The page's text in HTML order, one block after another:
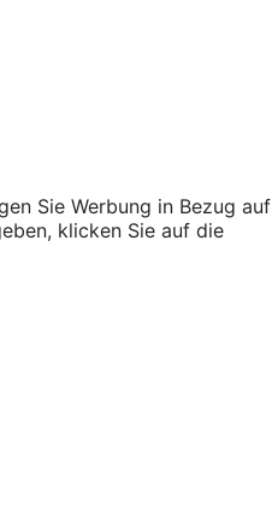
Sie Werbung in Bezug auf
klicken Sie auf die